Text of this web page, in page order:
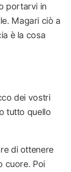
portarvi in
Magari ciò a
è la cosa
dei vostri
tutto quello
di ottenere
cuore. Poi